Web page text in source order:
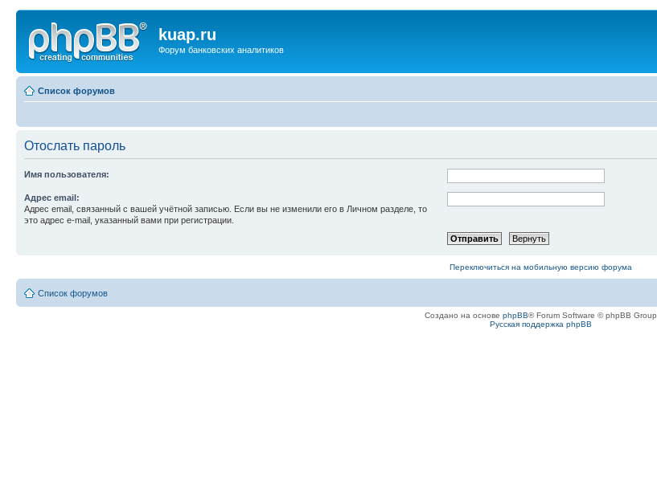
kuap.ru
Форум банковских аналитиков
Список форумов
Отослать пароль
Имя пользователя:
Адрес email:
Адрес email, связанный с вашей учётной записью. Если вы не изменили его в Личном разделе, то
это адрес e-mail, указанный вами при регистрации.
Переключиться на мобильную версию форума
Список форумов
Создано на основе phpBB® Forum Software © phpBB Group
Русская поддержка phpBB